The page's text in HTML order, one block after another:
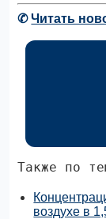
✆Читать
Также по
воздухе в